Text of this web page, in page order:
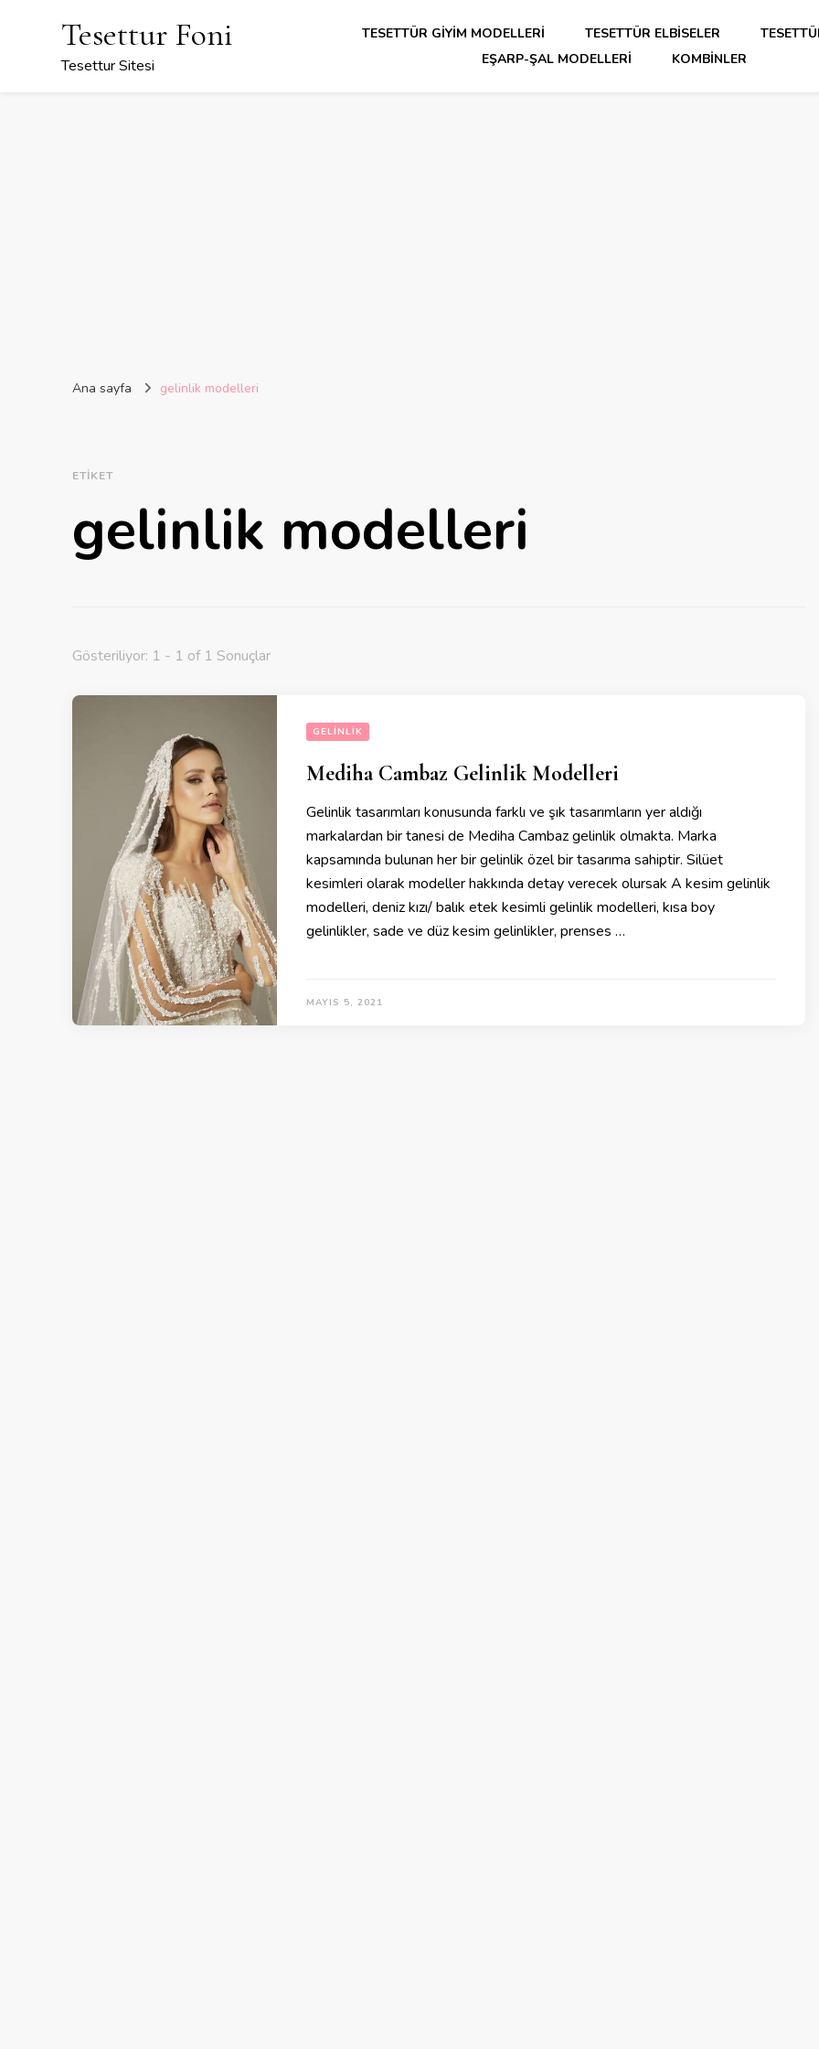
Tesettur Foni
Tesettur Sitesi
TESETTÜR GIYIM MODELLERI TESETTÜR ELBISELER
EŞARP-ŞAL MODELLERI
KOMBINLER
Ana sayfa gelinlik modelleri
ETIKET
gelinlik modelleri
Gösteriliyor: 1 - 1 of 1 Sonuçlar
GELINLIK
Mediha Cambaz Gelinlik Modelleri
Gelinlik tasarımları konusunda farklı ve şık tasarımların yer aldığı
markalardan bir tanesi de Mediha Cambaz gelinlik olmakta. Marka
kapsamında bulunan her bir gelinlik özel bir tasarıma sahiptir. Silüet
kesimleri olarak modeller hakkında detay verecek olursak A kesim gelinlik
modelleri, deniz kızı/ balık etek kesimli gelinlik modelleri, kısa boy
gelinlikler, sade ve düz kesim gelinlikler, prenses …
MAYIS 5, 2021